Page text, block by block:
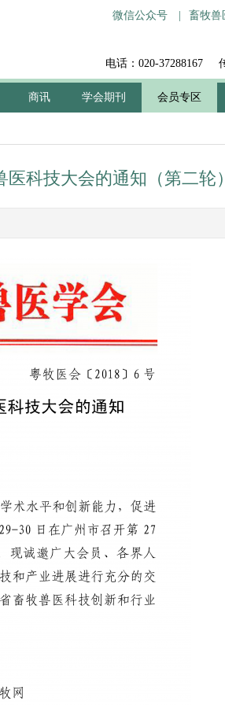
微信公众号 畜牧兽
电话：020-37288167
商讯 学会期刊 会员专区
科技大会的通知（第二轮）